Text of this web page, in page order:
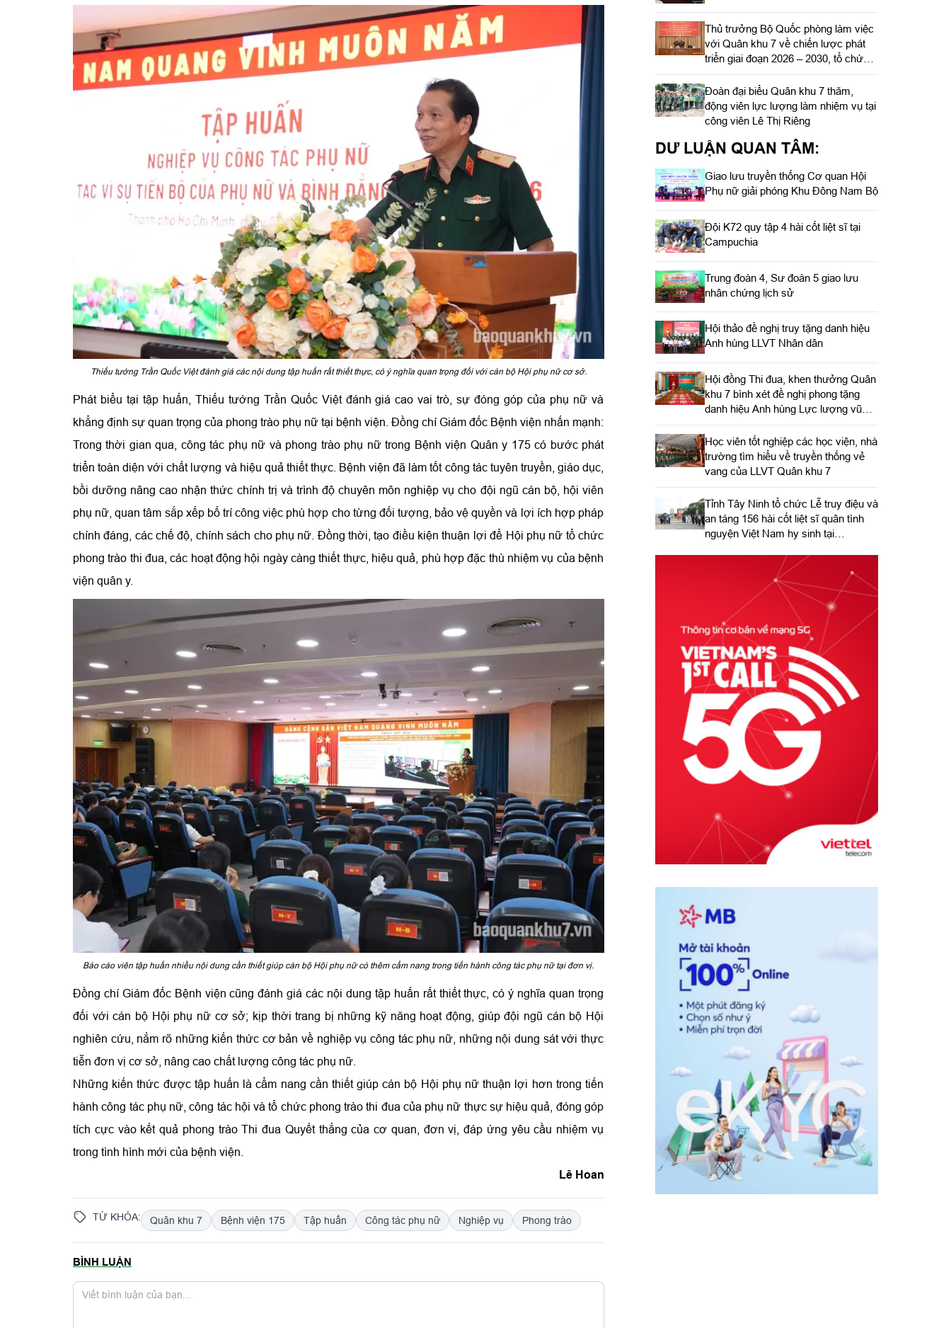
Thiếu tướng Trần Quốc Việt đánh giá các nội dung tập huấn rất thiết thực, có ý nghĩa quan trọng đối với cán bộ Hội phụ nữ cơ sở.
Phát biểu tại tập huấn, Thiếu tướng Trần Quốc Việt đánh giá cao vai trò, sự đóng góp của phụ nữ và
khẳng định sự quan trọng của phong trào phụ nữ tại bệnh viện. Đồng chí Giám đốc Bệnh viện nhấn mạnh:
Trong thời gian qua, công tác phụ nữ và phong trào phụ nữ trong Bệnh viện Quân y 175 có bước phát
triển toàn diện với chất lượng và hiệu quả thiết thực. Bệnh viện đã làm tốt công tác tuyên truyền, giáo dục,
bồi dưỡng nâng cao nhận thức chính trị và trình độ chuyên môn nghiệp vụ cho đội ngũ cán bộ, hội viên
phụ nữ, quan tâm sắp xếp bố trí công việc phù hợp cho từng đối tượng, bảo vệ quyền và lợi ích hợp pháp
chính đáng, các chế độ, chính sách cho phụ nữ. Đồng thời, tạo điều kiện thuận lợi để Hội phụ nữ tổ chức
phong trào thi đua, các hoạt động hội ngày càng thiết thực, hiệu quả, phù hợp đặc thù nhiệm vụ của bệnh
viện quân y.
Báo cáo viên tập huấn nhiều nội dung cần thiết giúp cán bộ Hội phụ nữ có thêm cẩm nang trong tiến hành công tác phụ nữ tại đơn vị.
Đồng chí Giám đốc Bệnh viện cũng đánh giá các nội dung tập huấn rất thiết thực, có ý nghĩa quan trọng
đối với cán bộ Hội phụ nữ cơ sở; kịp thời trang bị những kỹ năng hoạt động, giúp đội ngũ cán bộ Hội
nghiên cứu, nắm rõ những kiến thức cơ bản về nghiệp vụ công tác phụ nữ, những nội dung sát với thực
tiễn đơn vị cơ sở, nâng cao chất lượng công tác phụ nữ.
Những kiến thức được tập huấn là cẩm nang cần thiết giúp cán bộ Hội phụ nữ thuận lợi hơn trong tiến
hành công tác phụ nữ, công tác hội và tổ chức phong trào thi đua của phụ nữ thực sự hiệu quả, đóng góp
tích cực vào kết quả phong trào Thi đua Quyết thắng của cơ quan, đơn vị, đáp ứng yêu cầu nhiệm vụ
trong tình hình mới của bệnh viện.
Lê Hoan
TỪ KHÓA: Quân khu 7 Bệnh viện 175 Tập huấn Công tác phụ nữ Nghiệp vụ Phong trào
BÌNH LUẬN
Thủ trưởng Bộ Quốc phòng làm việc
với Quân khu 7 về chiến lược phát
triển giai đoạn 2026 – 2030, tổ chức,
cơ cấu lại doanh nghiệp
Đoàn đại biểu Quân khu 7 thăm,
động viên lực lượng làm nhiệm vụ tại
công viên Lê Thị Riêng
DƯ LUẬN QUAN TÂM:
Giao lưu truyền thống Cơ quan Hội
Phụ nữ giải phóng Khu Đông Nam Bộ
Đội K72 quy tập 4 hài cốt liệt sĩ tại
Campuchia
Trung đoàn 4, Sư đoàn 5 giao lưu
nhân chứng lịch sử
Hội thảo đề nghị truy tặng danh hiệu
Anh hùng LLVT Nhân dân
Hội đồng Thi đua, khen thưởng Quân
khu 7 bình xét đề nghị phong tặng
danh hiệu Anh hùng Lực lượng vũ
trang nhân dân
Học viên tốt nghiệp các học viện, nhà
trường tìm hiểu về truyền thống vẻ
vang của LLVT Quân khu 7
​Tỉnh Tây Ninh tổ chức Lễ truy điệu và
an táng 156 hài cốt liệt sĩ quân tình
nguyện Việt Nam hy sinh tại